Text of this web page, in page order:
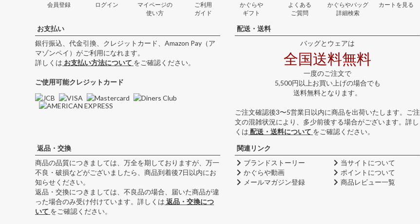
会員登録 ログイン
マイページの
使い方
ご利用
ガイド
かぐらや
ギフト
よくある
ご質問
かぐらやバッグ
詳細検索
カートを見る
お支払い
銀行振込、代金引換、クレジットカード、Amazon Pay（ア
マゾンペイ）がご利用になれます。
詳しくは お支払い方法について をご確認ください。
ご使用可能クレジットカード
配送・送料
バッグとウェアは
全国送料無料
一度のご注文で
5,500円以上お買い上げの場合でも
送料無料となります。
ご注文確認後3〜5営業日以内に商品を出荷いたします。ご注
文の混雑状況により、多少前後する場合がございます。詳し
くは 配送・送料について をご確認ください。
返品・交換
商品の品質につきましては、万全を期しておりますが、万一
不良・破損などがございましたら、商品到着後7日以内にお
知らせください。
返品・交換につきましては、不良品の場合、届いた商品が違
った場合のみ受け付けています。詳しくは 返品・交換につ
いて をご確認ください。
関連リンク
ブランドストーリー
当サイトについて
かぐらや動画
ポイントについて
メールマガジン登録
商品レビュー一覧